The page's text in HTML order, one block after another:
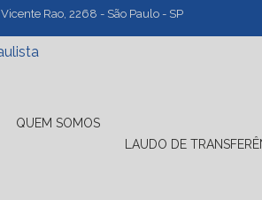
Rao, 2268 - São Paulo - SP
QUEM SOMOS
LAUDO DE